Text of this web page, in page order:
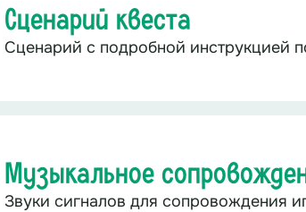
Сценарий квеста
Сценарий с подробной инструкцией
Музыкальное
Звуки сигналов для сопровождения